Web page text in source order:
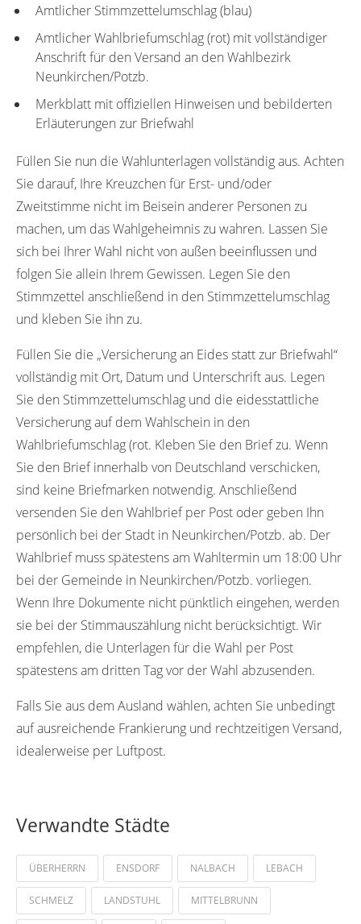
Amtlicher Stimmzettelumschlag (blau)
Amtlicher Wahlbriefumschlag (rot) mit vollständiger
Anschrift für den Versand an den Wahlbezirk
Neunkirchen/Potzb.
Merkblatt mit offiziellen Hinweisen und bebilderten
Erläuterungen zur Briefwahl
Füllen Sie nun die Wahlunterlagen vollständig aus. Achten
Sie darauf, Ihre Kreuzchen für Erst- und/oder
Zweitstimme nicht im Beisein anderer Personen zu
machen, um das Wahlgeheimnis zu wahren. Lassen Sie
sich bei Ihrer Wahl nicht von außen beeinflussen und
folgen Sie allein Ihrem Gewissen. Legen Sie den
Stimmzettel anschließend in den Stimmzettelumschlag
und kleben Sie ihn zu.
Füllen Sie die „Versicherung an Eides statt zur Briefwahl“
vollständig mit Ort, Datum und Unterschrift aus. Legen
Sie den Stimmzettelumschlag und die eidesstattliche
Versicherung auf dem Wahlschein in den
Wahlbriefumschlag (rot. Kleben Sie den Brief zu. Wenn
Sie den Brief innerhalb von Deutschland verschicken,
sind keine Briefmarken notwendig. Anschließend
versenden Sie den Wahlbrief per Post oder geben Ihn
persönlich bei der Stadt in Neunkirchen/Potzb. ab. Der
Wahlbrief muss spätestens am Wahltermin um 18:00 Uhr
bei der Gemeinde in Neunkirchen/Potzb. vorliegen.
Wenn Ihre Dokumente nicht pünktlich eingehen, werden
sie bei der Stimmauszählung nicht berücksichtigt. Wir
empfehlen, die Unterlagen für die Wahl per Post
spätestens am dritten Tag vor der Wahl abzusenden.
Falls Sie aus dem Ausland wählen, achten Sie unbedingt
auf ausreichende Frankierung und rechtzeitigen Versand,
idealerweise per Luftpost.
Verwandte Städte
ÜBERHERRN ENSDORF NALBACH LEBACH
SCHMELZ LANDSTUHL MITTELBRUNN